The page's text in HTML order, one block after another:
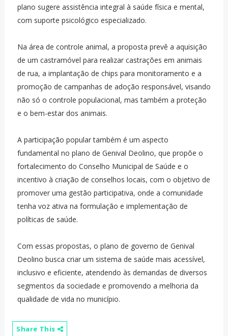
plano sugere assistência integral à saúde física e mental,
com suporte psicológico especializado.
Na área de controle animal, a proposta prevê a aquisição
de um castramóvel para realizar castrações em animais
de rua, a implantação de chips para monitoramento e a
promoção de campanhas de adoção responsável, visando
não só o controle populacional, mas também a proteção
e o bem-estar dos animais.
A participação popular também é um aspecto
fundamental no plano de Genival Deolino, que propõe o
fortalecimento do Conselho Municipal de Saúde e o
incentivo à criação de conselhos locais, com o objetivo de
promover uma gestão participativa, onde a comunidade
tenha voz ativa na formulação e implementação de
políticas de saúde.
Com essas propostas, o plano de governo de Genival
Deolino busca criar um sistema de saúde mais acessível,
inclusivo e eficiente, atendendo às demandas de diversos
segmentos da sociedade e promovendo a melhoria da
qualidade de vida no município.
Share This